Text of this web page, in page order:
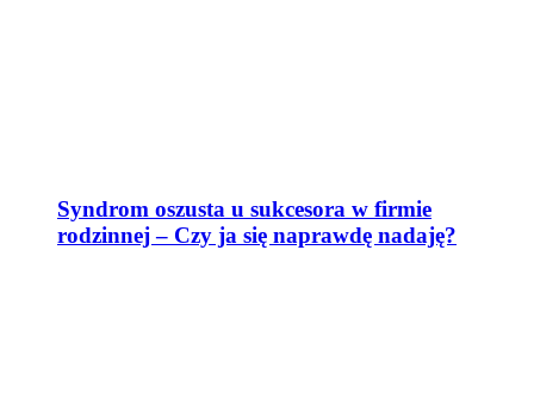
Syndrom oszusta u sukcesora w firmie
rodzinnej – Czy ja się naprawdę nadaję?